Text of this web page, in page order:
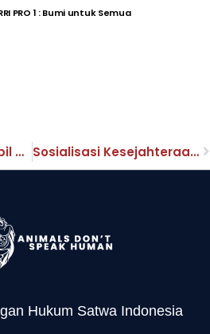
PRO 1 : Bumi untuk Semua
Koalisi Masyarakat Sipil Desak Majelis Hakim PN Sintang Vonis Berat Terdakwa Perdagangan 337,8 Kg Sisik Trenggiling Sosialisasi Kesejahteraan Hewan: Membangun Desa Wisata Berkelanjutan Dengan Peningkatan Kesadaran Masyarakat Yang Lebih Welas Asih Kepada Hewan
Hukum Satwa Indonesia